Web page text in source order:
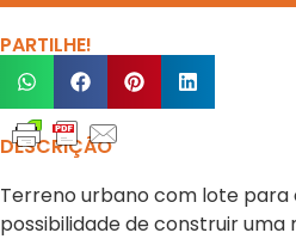
PARTILHE!
DESCRIÇÃO
Terreno urbano com lote para
possibilidade de construir